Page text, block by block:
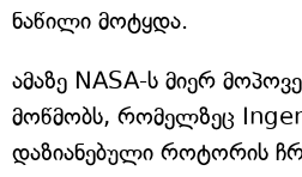
ნაწილი მოტყდა.
ამაზე NASA-ს მიერ
მოწმობს, რომელზეც
დაზიანებული როტორის